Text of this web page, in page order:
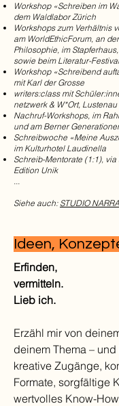
Workshop «Schreiben im
dem Waldlabor Zürich
Workshops zum Verhältnis
am WorldEthicForum, an
Philosophie, im
sowie beim Literatur-
Workshop «Schreibend
mit Karl der Grosse
writers:class mit
netzwerk & W*Ort, Lustenau
Nachruf-Workshops, im
und am Berner
Schreibwoche «Meine
im Kulturhotel Laudinella
Schreib-Mentorate (1:1),
Edition Unik
...
Siehe auch: STUDIO
Ideen,
Erfinden,
vermitteln.
Lieb ich.
Erzähl mir von
deinem Thema –
kreative Zugänge,
Formate, sorgfältige
wertvolles Know-